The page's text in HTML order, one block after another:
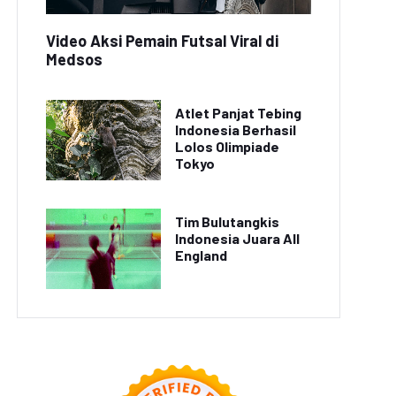
TikTok Viral 'Dance
Terbaru
Mitos Kesehatan yang
Video Aksi Pemain Futsal Viral di
Medsos
Atlet Panjat Tebing
Indonesia Berhasil
Lolos Olimpiade
Tokyo
Tim Bulutangkis
Indonesia Juara All
England